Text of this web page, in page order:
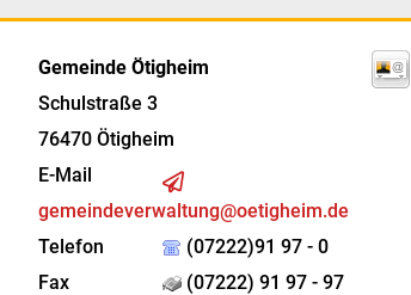
Gemeinde Ötigheim
Schulstraße 3
76470 Ötigheim
E-Mail
gemeindeverwaltung@oetigheim.de
Telefon
(07222)91 97 - 0
Fax
(07222) 91 97 - 97